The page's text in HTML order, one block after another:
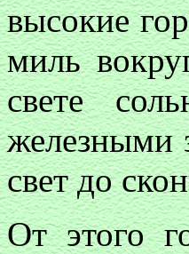
высокие
миль
свете
железными
свет до
От этого